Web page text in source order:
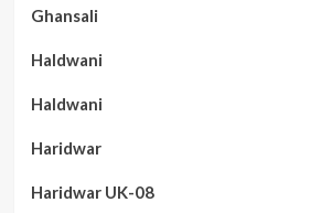
Ghansali
Haldwani
Haldwani
Haridwar
Haridwar UK-08